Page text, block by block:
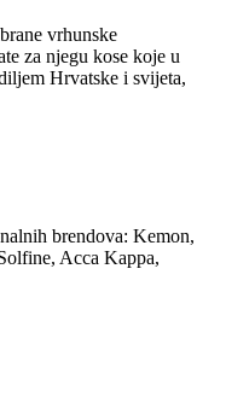
vrhunske
za njegu kose koje u
Hrvatske i svijeta,
brendova: Kemon,
Acca Kappa,